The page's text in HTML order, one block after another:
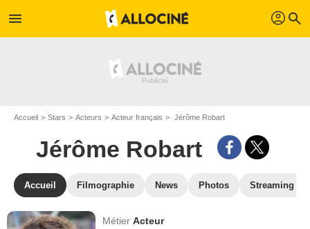
menu profil search
Accueil Stars Acteurs Acteur français Jérôme Robart
Jérôme Robart
Accueil Filmographie News Photos Streaming
MétierActeur